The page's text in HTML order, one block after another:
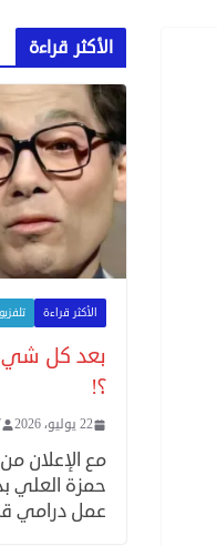
الأكثر قراءة
الأكثر قراءة
بعد كل شي
؟!
22 يوليو، 2026
مع الإعلان
حمزة
عمل درامي